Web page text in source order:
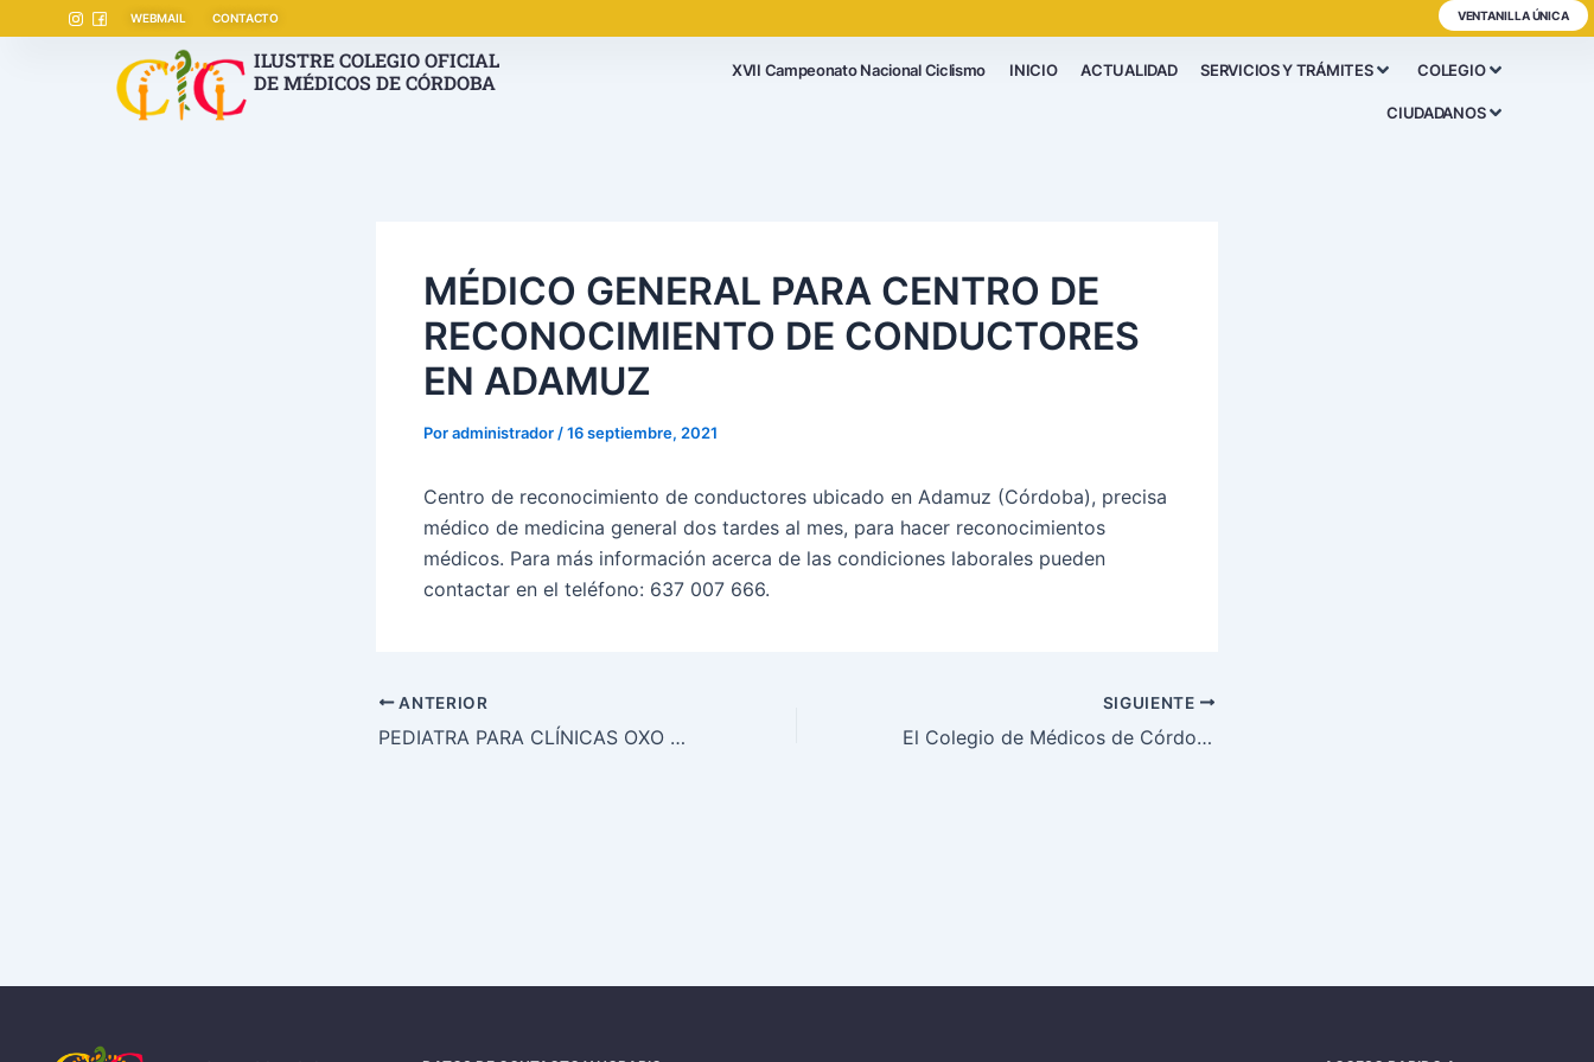
WEBMAIL CONTACTO VENTANILLA ÚNICA
ILUSTRE COLEGIO OFICIAL
DE MÉDICOS DE CÓRDOBA
XVII Campeonato Nacional Ciclismo INICIO ACTUALIDAD SERVICIOS Y TRÁMITES COLEGIO
CIUDADANOS
MÉDICO GENERAL PARA CENTRO DE
RECONOCIMIENTO DE CONDUCTORES
EN ADAMUZ
Poradministrador /16 septiembre, 2021
Centro de reconocimiento de conductores ubicado en Adamuz (Córdoba), precisa
médico de medicina general dos tardes al mes, para hacer reconocimientos
médicos. Para más información acerca de las condiciones laborales pueden
contactar en el teléfono: 637 007 666.
entradas
ANTERIOR
PEDIATRA PARA CLÍNICAS OXO EN MONTORO
SIGUIENTE
El Colegio de Médicos de Córdoba recibe en su sede a la Comisión Permanente del Consejo General de Colegios de Médicos